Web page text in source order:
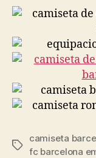
Etiquetas
camiseta
fc barcelona